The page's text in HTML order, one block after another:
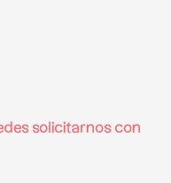
solicitarnos con